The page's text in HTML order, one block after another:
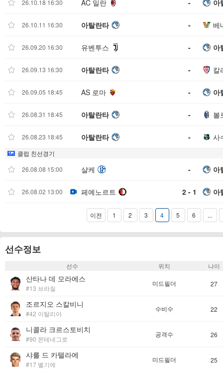
26.10.18 16:30 AC 밀란 - 아
26.10.11 16:30 아탈란타 - 베
26.09.20 16:30 유벤투스 - 아
26.09.13 16:30 아탈란타 - 칼
26.09.05 18:45 AS 로마 - 아
26.08.31 18:45 아탈란타 - 볼
26.08.23 18:45 아탈란타 - 사
클럽 친선경기
26.08.08 15:00
샬케 - 아
26.08.02 13:00 페예노르트 2 - 1 아
이전 1 2 3 4 5 6 ...
선수정보
선수 위치 나이
산타나 데 모라에스
#13 브라질
미드필더 27
조르지오 스칼비니
#42 이탈리아
수비수 22
니콜라 크르스토비치
#90 몬테네그로
공격수 26
샤를 드 카텔라에
#17 벨기에
미드필더 25